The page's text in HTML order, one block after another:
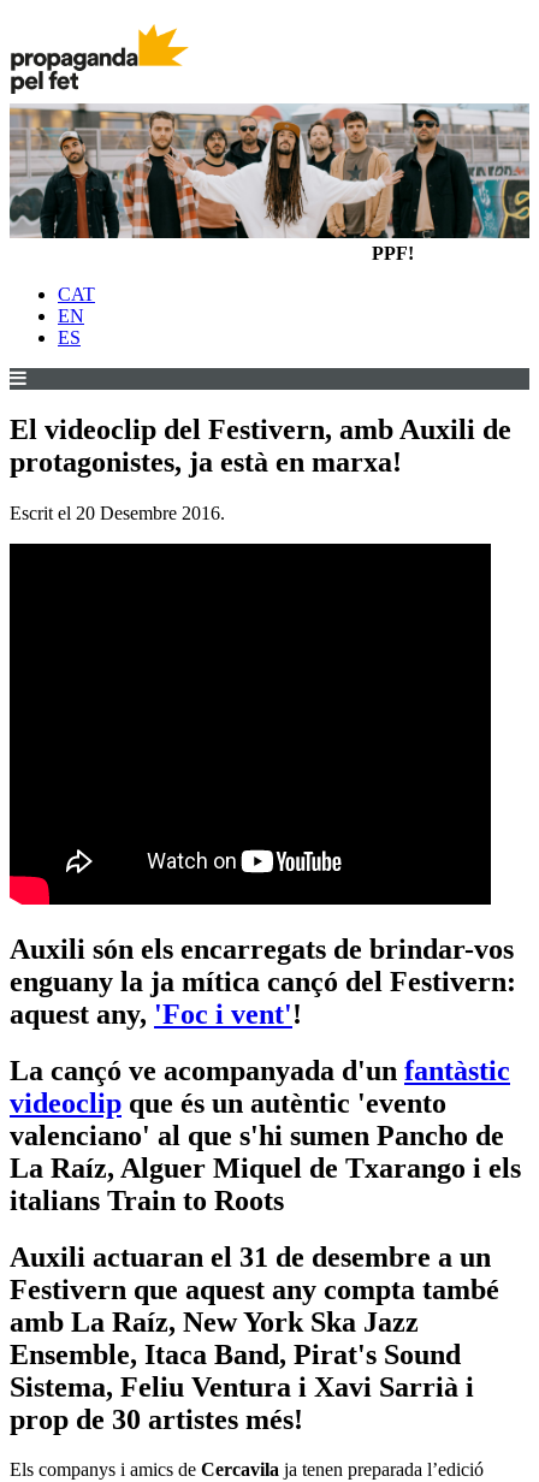
PPF!
CAT
EN
ES
El videoclip del Festivern, amb Auxili de
protagonistes, ja està en marxa!
Escrit el 20 Desembre 2016.
Auxili són els encarregats de brindar-vos
enguany la ja mítica cançó del Festivern:
aquest any, 'Foc i vent'!
La cançó ve acompanyada d'un fantàstic
videoclip que és un autèntic 'evento
valenciano' al que s'hi sumen Pancho de
La Raíz, Alguer Miquel de Txarango i els
italians Train to Roots
Auxili actuaran el 31 de desembre a un
Festivern que aquest any compta també
amb La Raíz, New York Ska Jazz
Ensemble, Itaca Band, Pirat's Sound
Sistema, Feliu Ventura i Xavi Sarrià i
prop de 30 artistes més!
Els companys i amics de Cercavila ja tenen preparada l’edició